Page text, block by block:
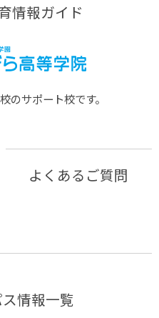
情報ガイド
のサポート校です。
よくあるご質問
情報一覧